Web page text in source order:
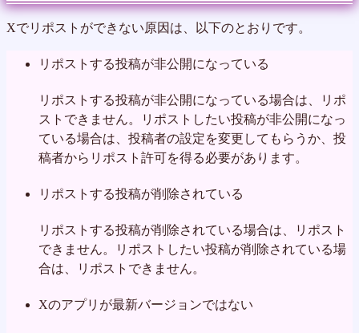
Xでリポストができない原因は、以下のとおりです。
リポストする投稿が非公開になっている
リポストする投稿が非公開になっている場合は、リポ
ストできません。リポストしたい投稿が非公開になっ
ている場合は、投稿者の設定を変更してもらうか、投
稿者からリポスト許可を得る必要があります。
リポストする投稿が削除されている
リポストする投稿が削除されている場合は、リポスト
できません。リポストしたい投稿が削除されている場
合は、リポストできません。
Xのアプリが最新バージョンではない